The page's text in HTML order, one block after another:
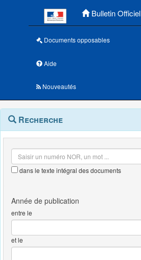
Bulletin Officiel
Documents opposables
Aide
Nouveautés
Navigation
outils
Menu
contextuel
Recherche
dans le texte intégral des documents
entre le
et le